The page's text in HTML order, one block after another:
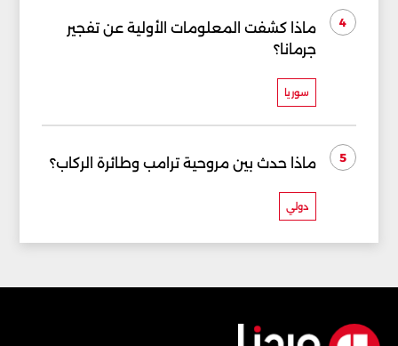
4
ماذا كشفت المعلومات الأولية عن تفجير
جرمانا؟
سوريا
5 ماذا حدث بين مروحية ترامب وطائرة الركاب؟
دولي